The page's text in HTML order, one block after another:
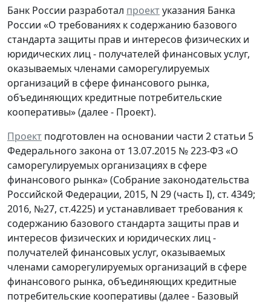
Банк России разработал проектуказания Банка
России «О требованиях к содержанию базового
стандарта защиты прав и интересов физических и
юридических лиц - получателей финансовых услуг,
оказываемых членами саморегулируемых
организаций в сфере финансового рынка,
объединяющих кредитные потребительские
кооперативы» (далее - Проект).
Проект подготовлен на основании части 2 статьи 5
Федерального закона от 13.07.2015 № 223-ФЗ «О
саморегулируемых организациях в сфере
финансового рынка» (Собрание законодательства
Российской Федерации, 2015, N 29 (часть I), ст. 4349;
2016, №27, ст.4225) и устанавливает требования к
содержанию базового стандарта защиты прав и
интересов физических и юридических лиц -
получателей финансовых услуг, оказываемых
членами саморегулируемых организаций в сфере
финансового рынка, объединяющих кредитные
потребительские кооперативы (далее - Базовый